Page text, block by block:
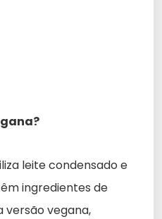
leite condensado e
ingredientes de
versão vegana,